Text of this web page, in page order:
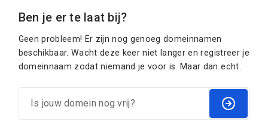
Ben je er te laat bij?
Geen probleem! Er zijn nog genoeg domeinnamen
beschikbaar. Wacht deze keer niet langer en registreer je
domeinnaam zodat niemand je voor is. Maar dan echt.